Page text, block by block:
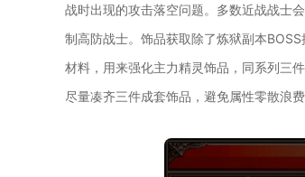
战时出现的攻击落空问题。多数近战战士
制高防战士。饰品获取除了炼狱副本
材料，用来强化主力精灵饰品，同系列三
尽量凑齐三件成套饰品，避免属性零散浪费